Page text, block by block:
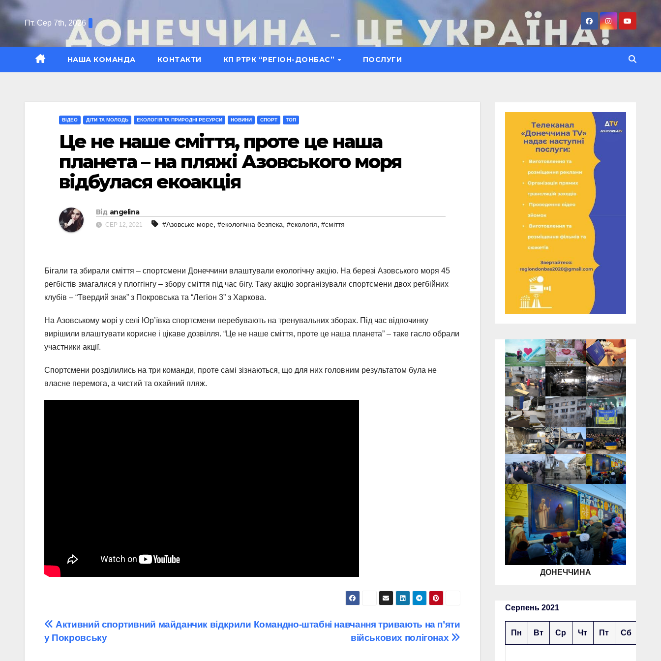
Перейти
Пт. Сер 7th, 2026
НАША КОМАНДА КОНТАКТИ КП РТРК “РЕГІОН-ДОНБАС” ПОСЛУГИ
ВІДЕО ДІТИ ТА МОЛОДЬ ЕКОЛОГІЯ ТА ПРИРОДНІ РЕСУРСИ НОВИНИ СПОРТ ТОП
Це не наше сміття, проте це наша
планета – на пляжі Азовського моря
відбулася екоакція
Від angelina
СЕР 12, 2021 #Азовське море, #екологічна безпека, #екологія, #сміття
Бігали та збирали сміття – спортсмени Донеччини влаштували екологічну акцію. На березі Азовського моря 45
регбістів змагалися у плоггінгу – збору сміття під час бігу. Таку акцію зорганізували спортсмени двох регбійних
клубів – “Твердий знак” з Покровська та “Легіон 3” з Харкова.
На Азовському морі у селі Юр’ївка спортсмени перебувають на тренувальних зборах. Під час відпочинку
вирішили влаштувати корисне і цікаве дозвілля. “Це не наше сміття, проте це наша планета” – таке гасло обрали
участники акції.
Спортсмени розділились на три команди, проте самі зізнаються, що для них головним результатом була не
власне перемога, а чистий та охайний пляж.
Навігація
записів
Командно-штабні навчання тривають на п’яти
військових полігонах
Активний спортивний майданчик відкрили
у Покровську
ДОНЕЧЧИНА
Серпень 2021
Пн Вт Ср Чт Пт Сб